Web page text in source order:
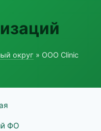
округ » ООО Clinic
ФО